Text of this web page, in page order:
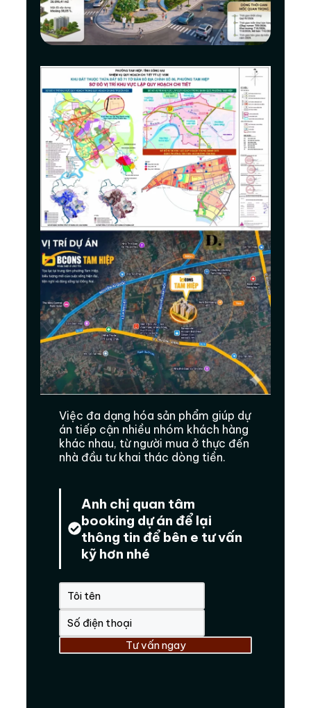
Việc đa dạng hóa sản phẩm giúp dự
án tiếp cận nhiều nhóm khách hàng
khác nhau, từ người mua ở thực đến
nhà đầu tư khai thác dòng tiền.
Anh chị quan tâm
booking dự án để lại
thông tin để bên e tư vấn
kỹ hơn nhé
Tư vấn ngay